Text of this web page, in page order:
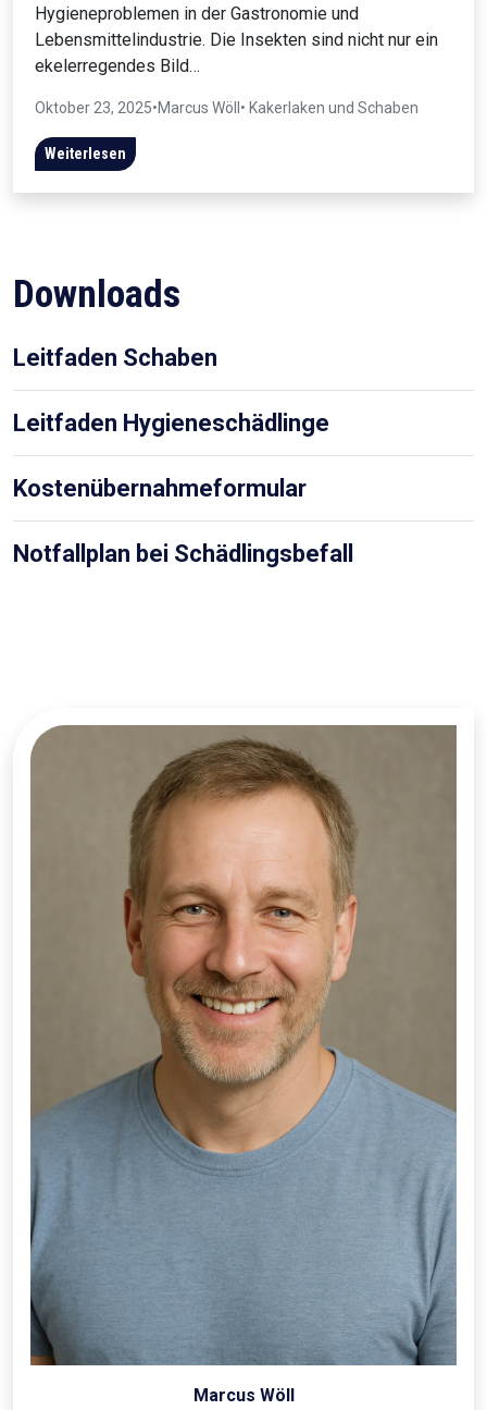
Hygieneproblemen in der Gastronomie und
Lebensmittelindustrie. Die Insekten sind nicht nur ein
ekelerregendes Bild…
Oktober 23, 2025•Marcus Wöll • Kakerlaken und Schaben
Weiterlesen
Downloads
Leitfaden Schaben
Leitfaden Hygieneschädlinge
Kostenübernahmeformular
Notfallplan bei Schädlingsbefall
Marcus Wöll